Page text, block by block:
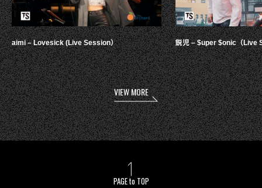
aimi – Lovesick (Live Session） 鋭児 – $uper $onic（Live
VIEW MORE
PAGE to TOP